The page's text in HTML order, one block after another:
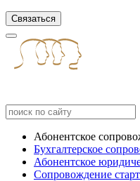
Связаться
Абонентское
Бухгалтерское
Абонентское
Сопровождение